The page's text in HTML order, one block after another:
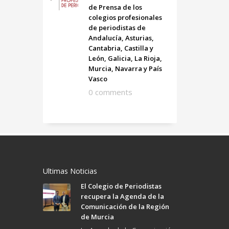
de Prensa de los
colegios profesionales
de periodistas de
Andalucía, Asturias,
Cantabria, Castilla y
León, Galicia, La Rioja,
Murcia, Navarra y País
Vasco
0 comments
Ultimas Noticias
El Colegio de Periodistas
recupera la Agenda de la
Comunicación de la Región
de Murcia